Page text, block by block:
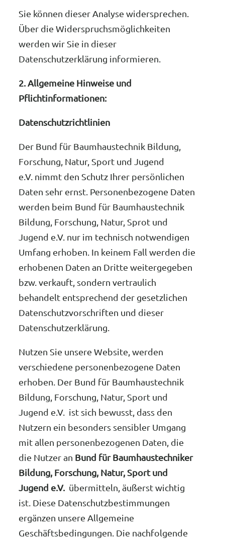
Sie können dieser Analyse widersprechen.
Über die Widerspruchsmöglichkeiten
werden wir Sie in dieser
Datenschutzerklärung informieren.
2. Allgemeine Hinweise und
Pflichtinformationen:
Datenschutzrichtlinien
Der Bund für Baumhaustechnik Bildung,
Forschung, Natur, Sport und Jugend
e.V. nimmt den Schutz Ihrer persönlichen
Daten sehr ernst. Personenbezogene Daten
werden beim Bund für Baumhaustechnik
Bildung, Forschung, Natur, Sprot und
Jugend e.V. nur im technisch notwendigen
Umfang erhoben. In keinem Fall werden die
erhobenen Daten an Dritte weitergegeben
bzw. verkauft, sondern vertraulich
behandelt entsprechend der gesetzlichen
Datenschutzvorschriften und dieser
Datenschutzerklärung.
Nutzen Sie unsere Website, werden
verschiedene personenbezogene Daten
erhoben. Der Bund für Baumhaustechnik
Bildung, Forschung, Natur, Sport und
Jugend e.V. ist sich bewusst, dass den
Nutzern ein besonders sensibler Umgang
mit allen personenbezogenen Daten, die
die Nutzer an Bund für Baumhaustechniker
Bildung, Forschung, Natur, Sport und
Jugend e.V. übermitteln, äußerst wichtig
ist. Diese Datenschutzbestimmungen
ergänzen unsere Allgemeine
Geschäftsbedingungen. Die nachfolgende